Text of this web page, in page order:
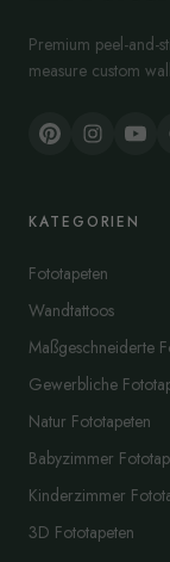
Premium peel-and-
measure custom
KATEGORIEN
Fototapeten
Wandtattoos
Maßgeschneiderte
Gewerbliche
Natur Fototapeten
Babyzimmer
Kinderzimmer
3D Fototapeten